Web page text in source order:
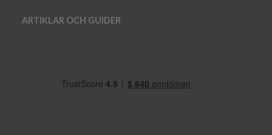
ARTIKLAR OCH GUIDER